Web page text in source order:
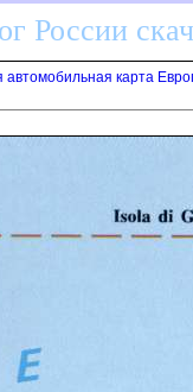
России
карта